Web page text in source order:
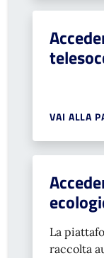
VAI ALLA
La
raccolta